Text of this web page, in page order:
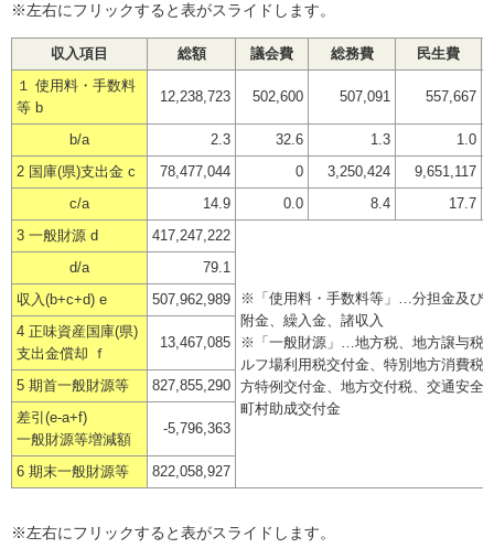
※左右にフリックすると表がスライドします。
収入項目 総額 議会費 総務費 民生費
１ 使用料・手数料
等 b
12,238,723 502,600 507,091 557,667
b/a 2.3 32.6 1.3 1.0
2 国庫(県)支出金 c 78,477,044 0 3,250,424 9,651,117
c/a 14.9 0.0 8.4 17.7
3 一般財源 d 417,247,222
※「使用料・手数料等」…分担金及び
附金、繰入金、諸収入
※「一般財源」…地方税、地方譲与税
ルフ場利用税交付金、特別地方消費税
方特例交付金、地方交付税、交通安全
町村助成交付金
d/a 79.1
収入(b+c+d) e 507,962,989
4 正味資産国庫(県)
支出金償却 ｆ
13,467,085
5 期首一般財源等 827,855,290
差引(e-a+f)
一般財源等増減額
-5,796,363
6 期末一般財源等 822,058,927
※左右にフリックすると表がスライドします。